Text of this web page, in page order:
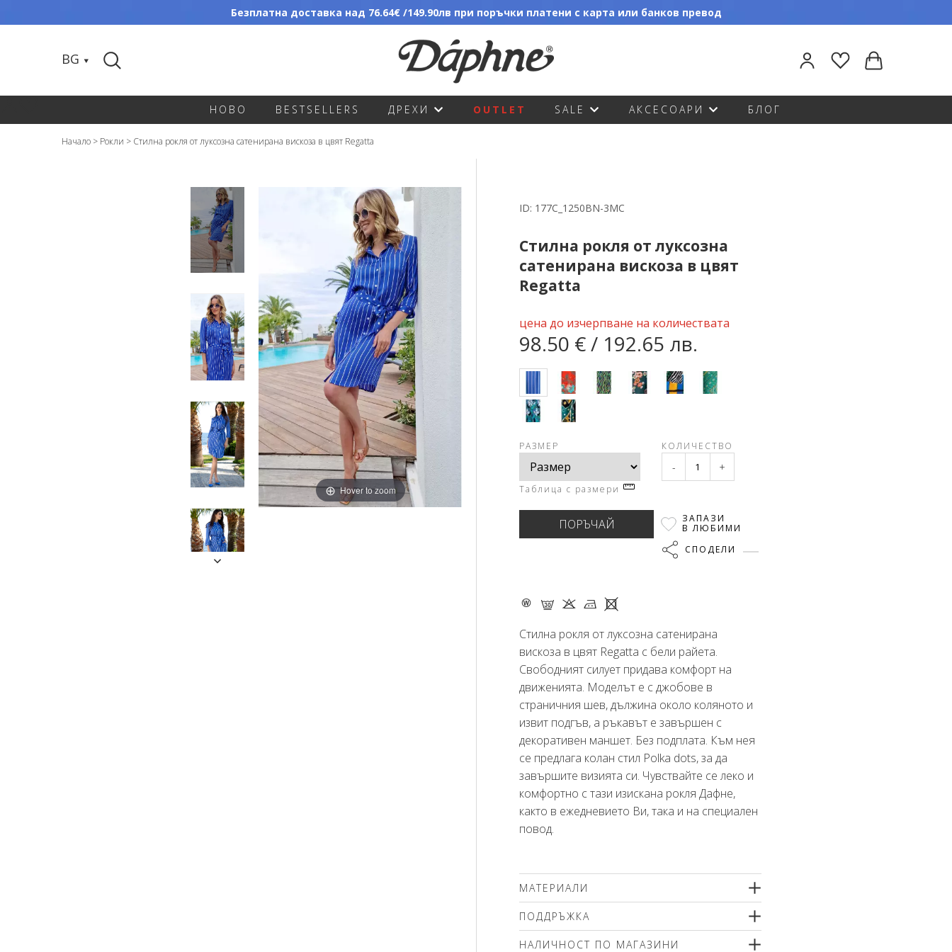
Безплатна доставка над 76.64€ /149.90лв при поръчки платени с карта или банков превод
BG
НОВО BESTSELLERS ДРЕХИ OUTLET SALE АКСЕСОАРИ БЛОГ
Начало > Рокли > Стилна рокля от луксозна сатенирана вискоза в цвят Regatta
Hover to zoom
ID: 177C_1250BN-3MC
Стилна рокля от луксозна
сатенирана вискоза в цвят
Regatta
цена до изчерпване на количествата
98.50 € / 192.65 лв.
РАЗМЕР
Таблица с размери
КОЛИЧЕСТВО
- +
ЗАПАЗИ
В ЛЮБИМИ
СПОДЕЛИ
- G K M X
Стилна рокля от луксозна сатенирана
вискоза в цвят Regatta с бели райета.
Свободният силует придава комфорт на
движенията. Моделът е с джобове в
страничния шев, дължина около коляното и
извит подгъв, а ръкавът е завършен с
декоративен маншет. Без подплата. Към нея
се предлага колан стил Polka dots, за да
завършите визията си. Чувствайте се леко и
комфортно с тази изискана рокля Дафне,
както в ежедневието Ви, така и на специален
повод.
МАТЕРИАЛИ
ПОДДРЪЖКА
НАЛИЧНОСТ ПО МАГАЗИНИ